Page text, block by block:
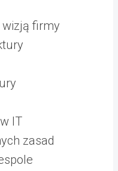
wizją firmy
IT
zasad